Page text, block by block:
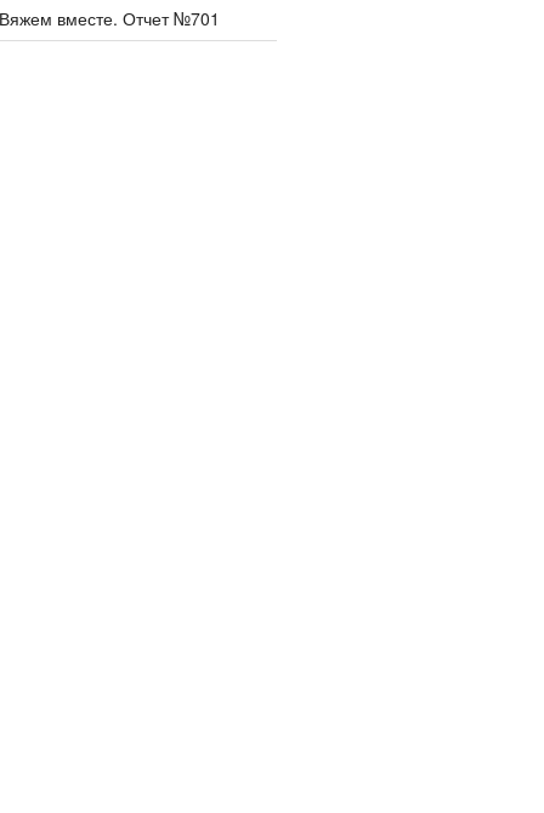
вместе. Отчет №701